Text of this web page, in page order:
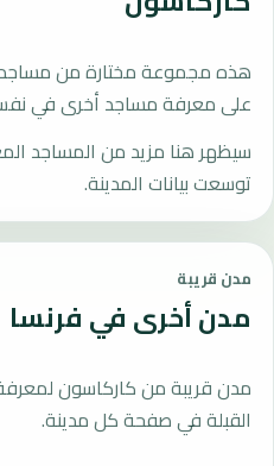
هذه مجموعة مختارة من مساجد
على معرفة مساجد أخرى في
سيظهر هنا مزيد من المساجد
توسعت بيانات المدينة.
مدن قريبة
مدن أخرى في فرنسا
مدن قريبة من كاركاسون
القبلة في صفحة كل مدينة.